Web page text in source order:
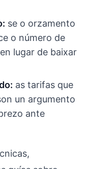
se o orzamento
o número de
lugar de baixar
as tarifas que
un argumento
ante